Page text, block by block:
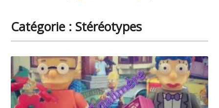
Catégorie : Stéréotypes